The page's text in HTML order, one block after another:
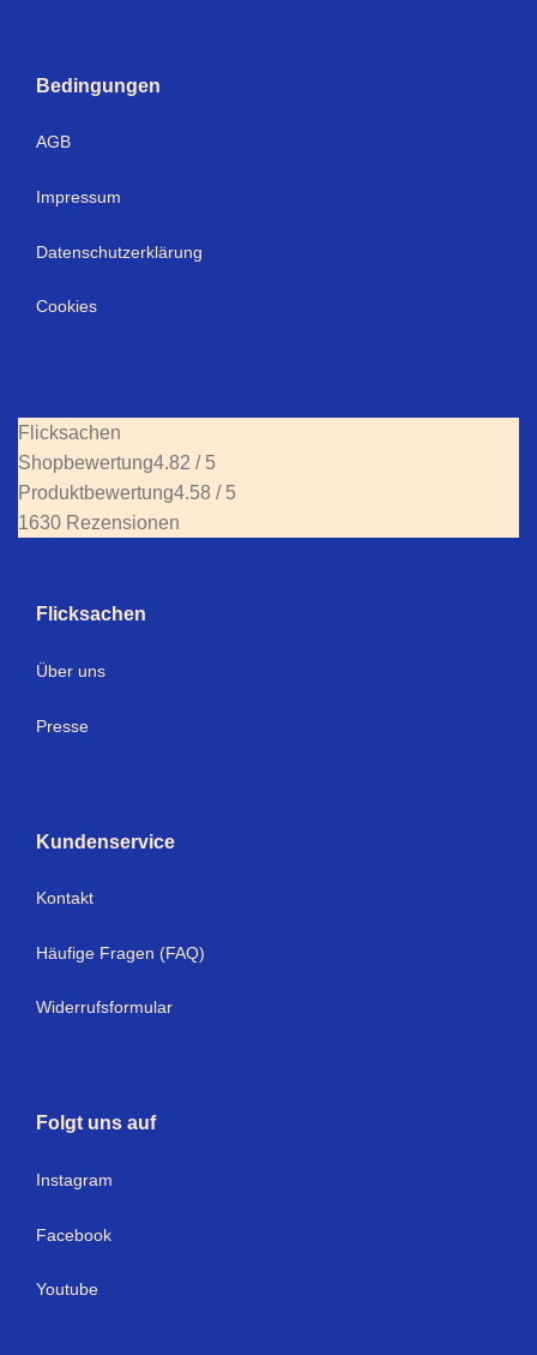
Bedingungen
AGB
Impressum
Datenschutzerklärung
Cookies
Flicksachen
Shopbewertung4.82 / 5
Produktbewertung4.58 / 5
1630 Rezensionen
Flicksachen
Über uns
Presse
Kundenservice
Kontakt
Häufige Fragen (FAQ)
Widerrufsformular
Folgt uns auf
Instagram
Facebook
Youtube